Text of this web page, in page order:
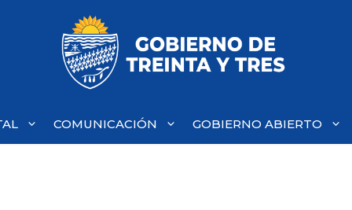
COMUNICACIÓN GOBIERNO ABIERTO